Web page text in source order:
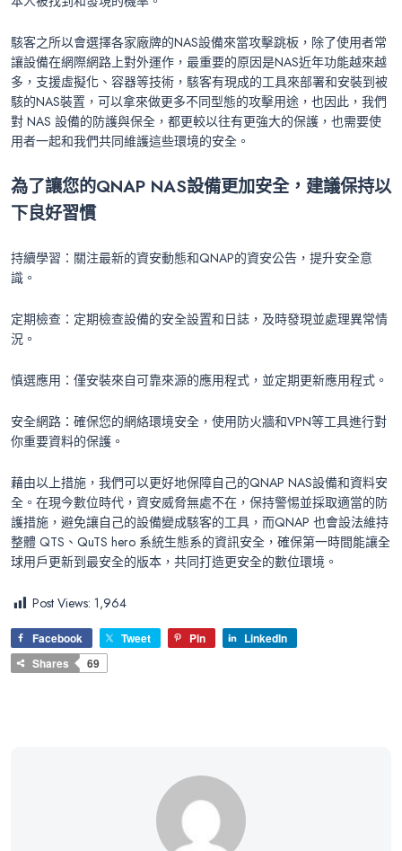
駭客之所以會選擇各家廠牌的NAS設備來當攻擊跳板，除了使用者常
讓設備在網際網路上對外運作，最重要的原因是NAS近年功能越來越
多，支援虛擬化、容器等技術，駭客有現成的工具來部署和安裝到被
駭的NAS裝置，可以拿來做更多不同型態的攻擊用途，也因此，我們
對 NAS 設備的防護與保全，都更較以往有更強大的保護，也需要使
用者一起和我們共同維護這些環境的安全。
為了讓您的QNAP NAS設備更加安全，建議保持以
下良好習慣
持續學習：關注最新的資安動態和QNAP的資安公告，提升安全意
識。
定期檢查：定期檢查設備的安全設置和日誌，及時發現並處理異常情
況。
慎選應用：僅安裝來自可靠來源的應用程式，並定期更新應用程式。
安全網路：確保您的網絡環境安全，使用防火牆和VPN等工具進行對
你重要資料的保護。
藉由以上措施，我們可以更好地保障自己的QNAP NAS設備和資料安
全。在現今數位時代，資安威脅無處不在，保持警惕並採取適當的防
護措施，避免讓自己的設備變成駭客的工具，而QNAP 也會設法維持
整體 QTS、QuTS hero 系統生態系的資訊安全，確保第一時間能讓全
球用戶更新到最安全的版本，共同打造更安全的數位環境。
Post Views: 1,964
Facebook Tweet Pin
LinkedIn
Shares
69